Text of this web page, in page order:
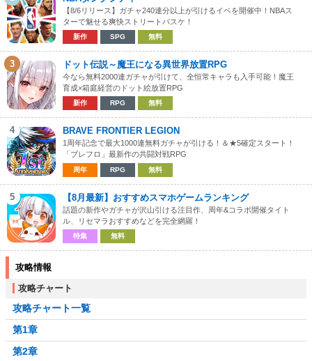
【8/6リリース】ガチャ240連分以上が引けるイベを開催中！NBAス
ターで魅せる爽快ストリートバスケ！
新作 SPG 無料
3 ドット伝説～魔王になる異世界放置RPG
今なら無料2000連ガチャが引けて、全恒常キャラも入手可能！魔王
育成×箱庭経営のドット絵放置RPG
新作 RPG 無料
4 BRAVE FRONTIER LEGION
1周年記念で最大1000連無料ガチャが引ける！＆★5確定スタート！
「ブレフロ」最新作の共闘対戦RPG
周年 RPG 無料
5 【8月最新】おすすめスマホゲームランキング
話題の新作やガチャが沢山引ける注目作、周年&コラボ開催タイト
ル、リセマラおすすめなどを完全網羅！
特集 無料
攻略情報
攻略チャート
攻略チャート一覧
第1章
第2章